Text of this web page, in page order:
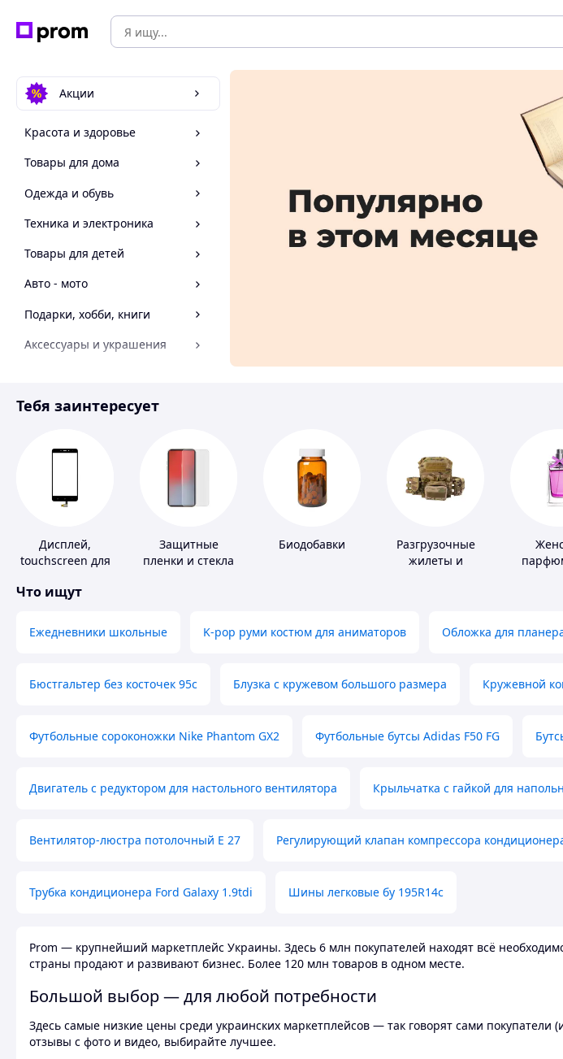
Акции
Красота и здоровье
Товары для дома
Одежда и обувь
Техника и электроника
Товары для детей
Авто - мото
Подарки, хобби, книги
Аксессуары и украшения
Спорт и отдых
Тебя заинтересует
Дисплей,
touchscreen для
Защитные
пленки и стекла
Биодобавки
Разгрузочные
жилеты и
Что ищут
Ежедневники школьные K-pop руми костюм для аниматоров Обложка для
Бюстгальтер без косточек 95с Блузка с кружевом большого размера Кружевной
Футбольные сороконожки Nike Phantom GX2 Футбольные бутсы Adidas F50 FG
Двигатель с редуктором для настольного вентилятора Крыльчатка с гайкой для
Вентилятор-люстра потолочный E 27 Регулирующий клапан компрессора
Трубка кондиционера Ford Galaxy 1.9tdi Шины легковые бу 195R14c
Prom — крупнейший маркетплейс Украины. Здесь 6 млн покупателей находят всё
страны продают и развивают бизнес. Более 120 млн товаров в одном месте.
Большой выбор — для любой потребности
Здесь самые низкие цены среди украинских маркетплейсов — так говорят сами
отзывы с фото и видео, выбирайте лучшее.